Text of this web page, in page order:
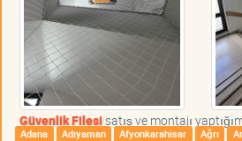
Güvenlik Filesisatış ve montajı
Adana Adıyaman Afyonkarahisar Ağrı